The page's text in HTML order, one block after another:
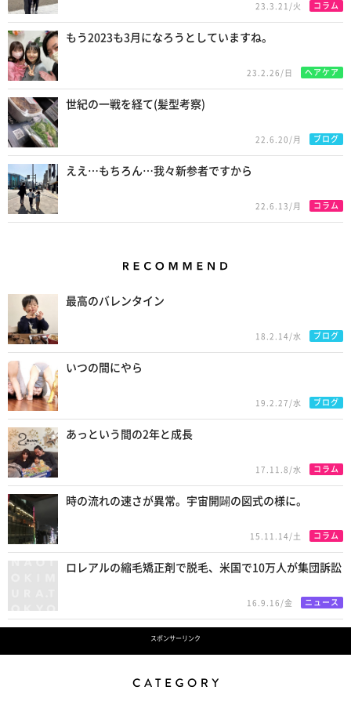
23.3.21/火 コラム
もう2023も3月になろうとしていますね。
23.2.26/日 ヘアケア
世紀の一戦を経て(髪型考察)
22.6.20/月 ブログ
ええ…もちろん…我々新参者ですから
22.6.13/月 コラム
最高のバレンタイン
18.2.14/水 ブログ
いつの間にやら
19.2.27/水 ブログ
あっという間の2年と成長
17.11.8/水 コラム
時の流れの速さが異常。宇宙開闢の図式の様に。
15.11.14/土 コラム
ロレアルの縮毛矯正剤で脱毛、米国で10万人が集団訴訟
16.9.16/金 ニュース
スポンサーリンク